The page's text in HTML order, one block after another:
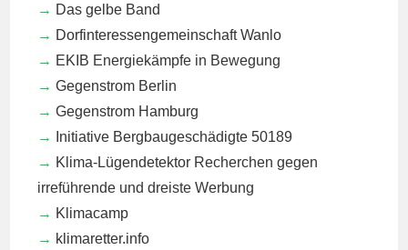
Das gelbe Band
Dorfinteressengemeinschaft Wanlo
EKIB Energiekämpfe in Bewegung
Gegenstrom Berlin
Gegenstrom Hamburg
Initiative Bergbaugeschädigte 50189
Klima-Lügendetektor Recherchen gegen
irreführende und dreiste Werbung
Klimacamp
klimaretter.info